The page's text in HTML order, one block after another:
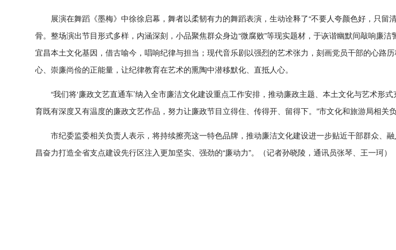
展演在舞蹈《墨梅》中徐徐启幕，舞者以柔韧有力的舞蹈表演，生动诠释了“不要人夸颜色好，只留
骨。整场演出节目形式多样，内涵深刻，小品聚焦群众身边“微腐败”等现实题材，于诙谐幽默间敲响廉洁
宜昌本土文化基因，借古喻今，唱响纪律与担当；现代音乐剧以强烈的艺术张力，刻画党员干部的心路
心、崇廉尚俭的正能量，让纪律教育在艺术的熏陶中潜移默化、直抵人心。
“我们将‘廉政文艺直通车’纳入全市廉洁文化建设重点工作安排，推动廉政主题、本土文化与艺术形
育既有深度又有温度的廉政文艺作品，努力让廉政节目立得住、传得开、留得下。”市文化和旅游局相关负
市纪委监委相关负责人表示，将持续擦亮这一特色品牌，推动廉洁文化建设进一步贴近干部群众、
昌奋力打造全省支点建设先行区注入更加坚实、强劲的“廉动力”。（记者孙晓陵，通讯员张琴、王一珂）